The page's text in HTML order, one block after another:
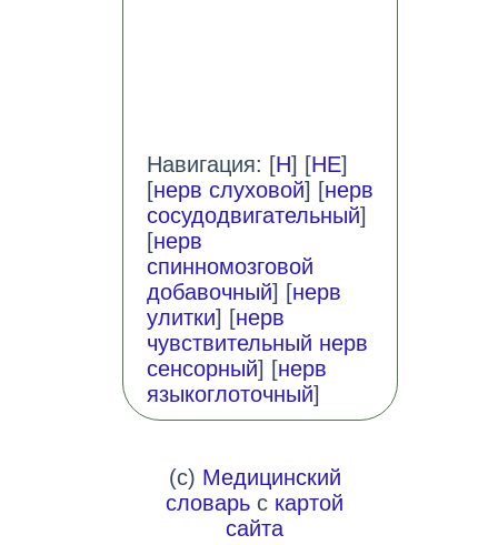
Навигация: [Н] [НЕ]
[нерв слуховой] [нерв
сосудодвигательный]
[нерв
спинномозговой
добавочный] [нерв
улитки] [нерв
чувствительный нерв
сенсорный] [нерв
языкоглоточный]
(c) Медицинский
словарь с картой
сайта